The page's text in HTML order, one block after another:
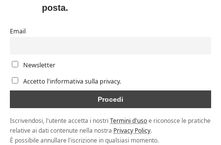
posta.
Email
Newsletter
Accetto l'informativa sulla privacy.
Iscrivendosi, l'utente accetta i nostri Termini d'usoe riconosce le pratiche
relative ai dati contenute nella nostra Privacy Policy.
È possibile annullare l'iscrizione in qualsiasi momento.